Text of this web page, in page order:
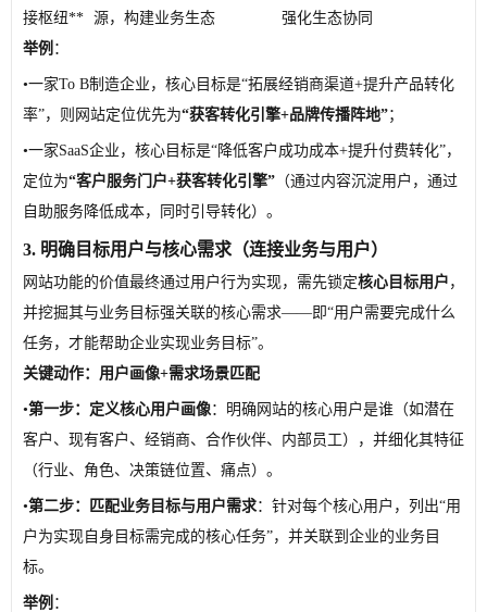
接枢纽** 源，构建业务生态
强化生态协同
举例 ：
•一家To B制造企业，核心目标是“拓展经销商渠道+提升产品转化
率”，则网站定位优先为“获客转化引擎+品牌传播阵地”；
•一家SaaS企业，核心目标是“降低客户成功成本+提升付费转化”，
定位为“客户服务门户+获客转化引擎” （通过内容沉淀用户，通过
自助服务降低成本，同时引导转化）。
3. 明确目标用户与核心需求（连接业务与用户）
网站功能的价值最终通过用户行为实现，需先锁定核心目标用户 ，
并挖掘其与业务目标强关联的核心需求——即“用户需要完成什么
任务，才能帮助企业实现业务目标”。
关键动作：用户画像+需求场景匹配
•第一步：定义核心用户画像：明确网站的核心用户是谁（如潜在
客户、现有客户、经销商、合作伙伴、内部员工），并细化其特征
（行业、角色、决策链位置、痛点）。
•第二步：匹配业务目标与用户需求：针对每个核心用户，列出“用
户为实现自身目标需完成的核心任务”，并关联到企业的业务目
标。
举例 ：